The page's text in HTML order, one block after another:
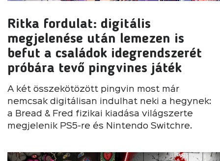
Ritka fordulat: digitális
megjelenése után lemezen is
befut a családok idegrendszerét
próbára tevő pingvines játék
A két összekötözött pingvin most már
nemcsak digitálisan indulhat neki a hegynek:
a Bread & Fred fizikai kiadása világszerte
megjelenik PS5-re és Nintendo Switchre.